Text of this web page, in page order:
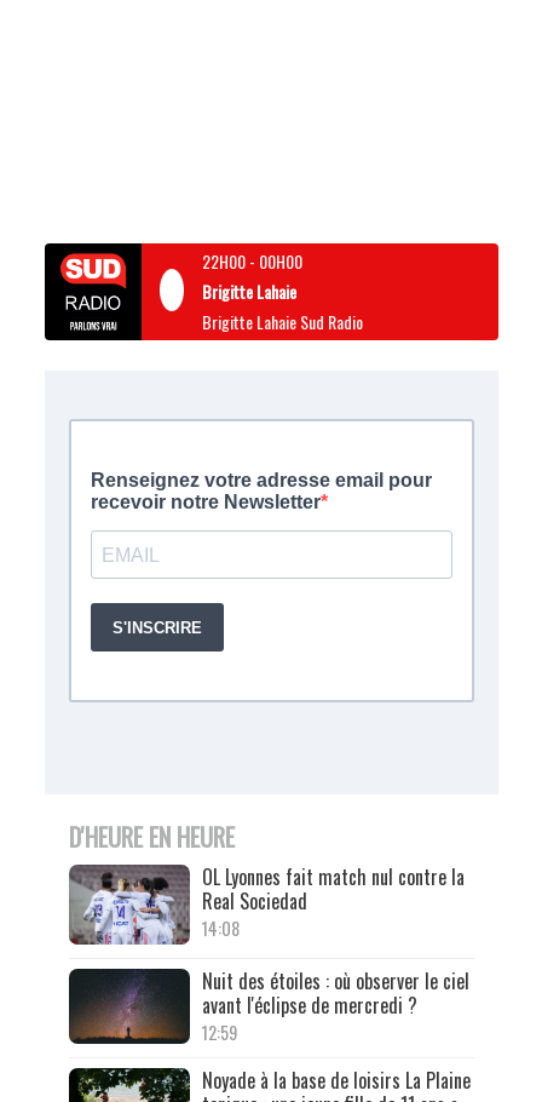
22H00- 00H00
Brigitte Lahaie
Brigitte Lahaie Sud Radio
D'HEURE EN HEURE
OL Lyonnes fait match nul contre la
Real Sociedad
14:08
Nuit des étoiles : où observer le ciel
avant l'éclipse de mercredi ?
12:59
Noyade à la base de loisirs La Plaine